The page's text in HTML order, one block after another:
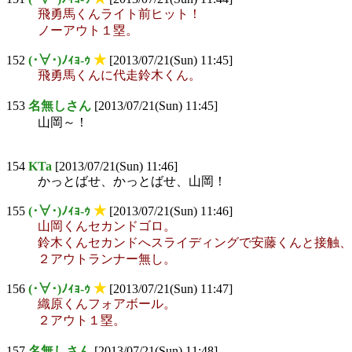
飛勇馬くんライト前ヒット！
ノーアウト１塁。
152 (･∀･)ﾉｨｮ-ｩ ★ [2013/07/21(Sun) 11:45]
飛勇馬くんに代走鈴木くん。
153 名無しさん [2013/07/21(Sun) 11:45]
山岡～！
154 KTa [2013/07/21(Sun) 11:46]
かっとばせ、かっとばせ、山岡！
155 (･∀･)ﾉｨｮ-ｩ ★ [2013/07/21(Sun) 11:46]
山岡くんセカンドゴロ。
鈴木くんセカンドへスライディングで安藤くんと接触
２アウトランナー無し。
156 (･∀･)ﾉｨｮ-ｩ ★ [2013/07/21(Sun) 11:47]
織原くんフォアボール。
２アウト１塁。